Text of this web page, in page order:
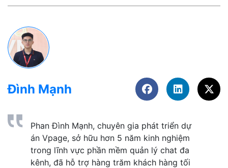
Đình Mạnh
Phan Đình Mạnh, chuyên gia phát triển dự
án Vpage, sở hữu hơn 5 năm kinh nghiệm
trong lĩnh vực phần mềm quản lý chat đa
kênh, đã hỗ trợ hàng trăm khách hàng tối